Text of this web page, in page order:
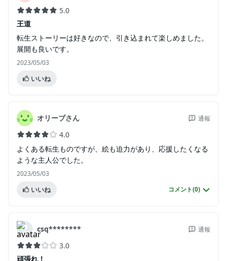
5.0
王道
転生ストーリーは好きなので、引き込まれて楽しめました。
展開も良いです。
2023/05/03
いいね
オリーブさん 通報
4.0
よくある転生ものですが、絵も迫力があり、応援したくなる
ような主人公でした。
2023/05/03
いいね コメント(0)
csq******** 通報
3.0
頑張れ！